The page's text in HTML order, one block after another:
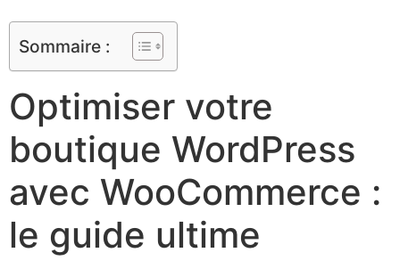
Sommaire :
Optimiser votre
boutique WordPress
avec WooCommerce :
le guide ultime